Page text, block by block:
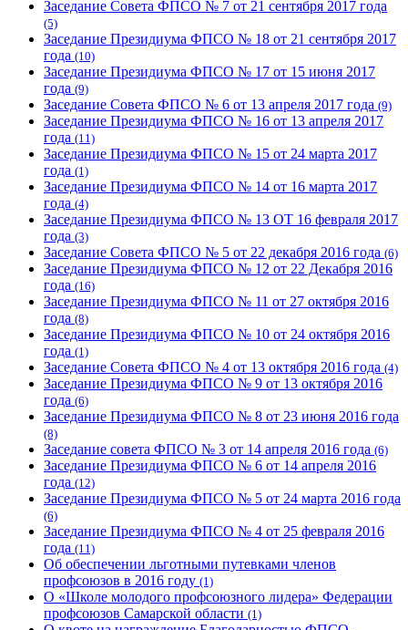
Заседание Совета ФПСО № 7 от 21 сентября 2017 года
(5)
Заседание Президиума ФПСО № 18 от 21 сентября 2017
года (10)
Заседание Президиума ФПСО № 17 от 15 июня 2017
года (9)
Заседание Совета ФПСО № 6 от 13 апреля 2017 года (9)
Заседание Президиума ФПСО № 16 от 13 апреля 2017
года (11)
Заседание Президиума ФПСО № 15 от 24 марта 2017
года (1)
Заседание Президиума ФПСО № 14 от 16 марта 2017
года (4)
Заседание Президиума ФПСО № 13 ОТ 16 февраля 2017
года (3)
Заседание Совета ФПСО № 5 от 22 декабря 2016 года (6)
Заседание Президиума ФПСО № 12 от 22 Декабря 2016
года (16)
Заседание Президиума ФПСО № 11 от 27 октября 2016
года (8)
Заседание Президиума ФПСО № 10 от 24 октября 2016
года (1)
Заседание Совета ФПСО № 4 от 13 октября 2016 года (4)
Заседание Президиума ФПСО № 9 от 13 октября 2016
года (6)
Заседание Президиума ФПСО № 8 от 23 июня 2016 года
(8)
Заседание совета ФПСО № 3 от 14 апреля 2016 года (6)
Заседание Президиума ФПСО № 6 от 14 апреля 2016
года (12)
Заседание Президиума ФПСО № 5 от 24 марта 2016 года
(6)
Заседание Президиума ФПСО № 4 от 25 февраля 2016
года (11)
Об обеспечении льготными путевками членов
профсоюзов в 2016 году (1)
О «Школе молодого профсоюзного лидера» Федерации
профсоюзов Самарской области (1)